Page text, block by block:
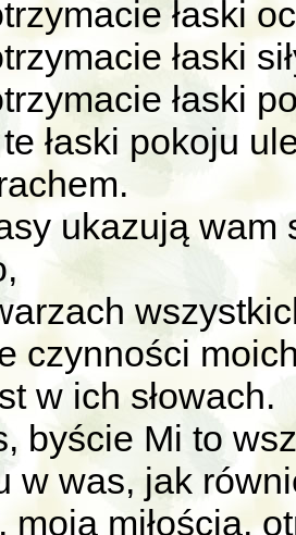
łaski
łaski
łaski
łaski pokoju
ukazują wam
czynności
w ich słowach.
byście Mi to
w was, jak
moją miłością,